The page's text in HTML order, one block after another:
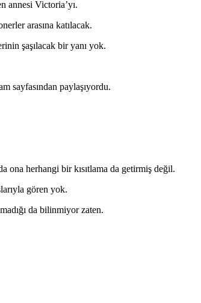
annesi Victoria’yı.
arasına katılacak.
şaşılacak bir yanı yok.
sayfasından paylaşıyordu.
ona herhangi bir kısıtlama da getirmiş değil.
gören yok.
da bilinmiyor zaten.